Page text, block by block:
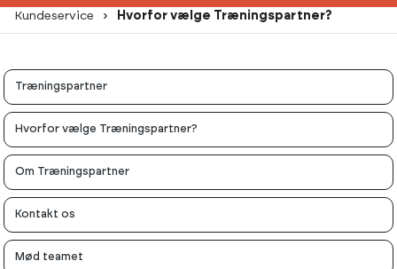
Kundeservice Hvorfor vælge Træningspartner?
Træningspartner
Hvorfor vælge Træningspartner?
Om Træningspartner
Kontakt os
Mød teamet